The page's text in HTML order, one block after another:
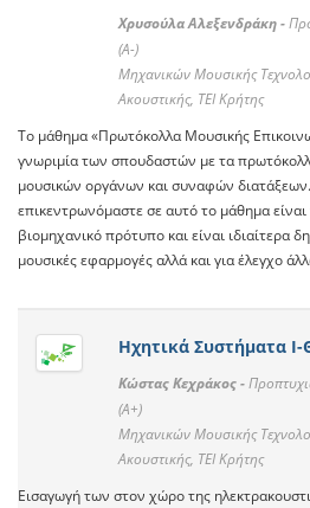
Χρυσούλα Αλεξενδράκη -
(A-)
Μηχανικών Μουσικής
Ακουστικής, ΤΕΙ Κρήτης
Το μάθημα «Πρωτόκολλα Μουσικής
γνωριμία των σπουδαστών με τα
μουσικών οργάνων και συναφών
επικεντρωνόμαστε σε αυτό το μάθημα
βιομηχανικό πρότυπο και είναι ιδιαίτερα
μουσικές εφαρμογές αλλά και για έλεγχο
Ηχητικά Συστήματα
Κώστας Κεχράκος -
(A+)
Μηχανικών Μουσικής
Ακουστικής, ΤΕΙ Κρήτης
Εισαγωγή των στον χώρο της